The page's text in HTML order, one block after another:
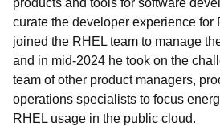
curate the developer experience for
joined the RHEL team to manage
and in mid-2024 he took on the
team of other product managers,
operations specialists to focus
RHEL usage in the public cloud.